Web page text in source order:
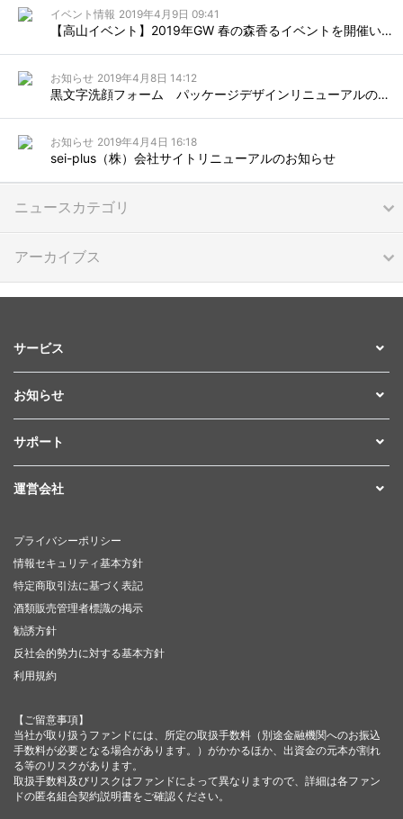
イベント情報 2019年4月9日 09:41
【高山イベント】2019年GW 春の森香るイベントを開催いたします。
お知らせ 2019年4月8日 14:12
黒文字洗顔フォーム パッケージデザインリニューアルのお知らせ
お知らせ 2019年4月4日 16:18
sei-plus（株）会社サイトリニューアルのお知らせ
ニュースカテゴリ
アーカイブス
サービス
お知らせ
サポート
運営会社
プライバシーポリシー
情報セキュリティ基本方針
特定商取引法に基づく表記
酒類販売管理者標識の掲示
勧誘方針
反社会的勢力に対する基本方針
利用規約
【ご留意事項】
当社が取り扱うファンドには、所定の取扱手数料（別途金融機関へのお振込
手数料が必要となる場合があります。）がかかるほか、出資金の元本が割れ
る等のリスクがあります。
取扱手数料及びリスクはファンドによって異なりますので、詳細は各ファン
ドの匿名組合契約説明書をご確認ください。